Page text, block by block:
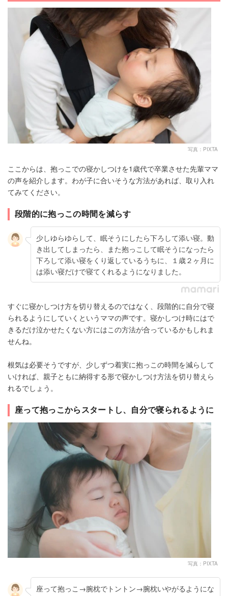
写真：PIXTA
ここからは、抱っこでの寝かしつけを1歳代で卒業させた先輩ママ
の声を紹介します。わが子に合いそうな方法があれば、取り入れ
てみてください。
段階的に抱っこの時間を減らす
少しゆらゆらして、眠そうにしたら下ろして添い寝。動
き出してしまったら、また抱っこして眠そうになったら
下ろして添い寝をくり返しているうちに、１歳２ヶ月に
は添い寝だけで寝てくれるようになりました。
すぐに寝かしつけ方を切り替えるのではなく、段階的に自分で寝
られるようにしていくというママの声です。寝かしつけ時にはで
きるだけ泣かせたくない方にはこの方法が合っているかもしれま
せんね。
根気は必要そうですが、少しずつ着実に抱っこの時間を減らして
いければ、親子ともに納得する形で寝かしつけ方法を切り替えら
れるでしょう。
座って抱っこからスタートし、自分で寝られるように
写真：PIXTA
座って抱っこ→腕枕でトントン→腕枕いやがるようにな